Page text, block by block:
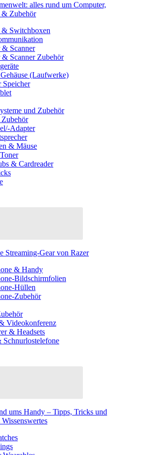
alles rund um Computer,
& Zubehör
& Switchboxen
Scanner
Scanner Zubehör
(Laufwerke)
Speicher
und Zubehör
Adapter
& Mäuse
& Cardreader
Streaming-Gear von Razer
& Handy
Bildschirmfolien
Hüllen
Zubehör
Videokonferenz
& Headsets
Schnurlostelefone
ums Handy – Tipps, Tricks und